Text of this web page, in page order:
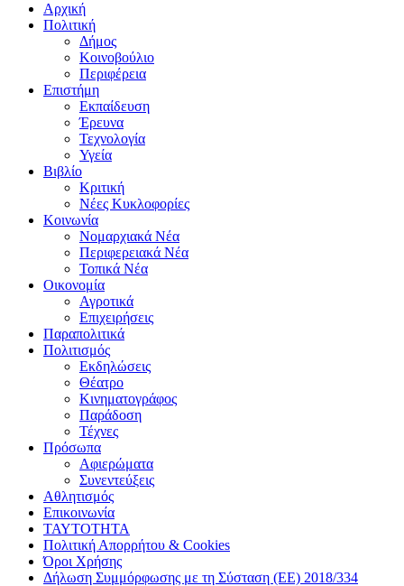
Αρχική
Πολιτική
Δήμος
Κοινοβούλιο
Περιφέρεια
Επιστήμη
Εκπαίδευση
Έρευνα
Τεχνολογία
Υγεία
Βιβλίο
Κριτική
Νέες Κυκλοφορίες
Κοινωνία
Νομαρχιακά Νέα
Περιφερειακά Νέα
Τοπικά Νέα
Οικονομία
Αγροτικά
Επιχειρήσεις
Παραπολιτικά
Πολιτισμός
Εκδηλώσεις
Θέατρο
Κινηματογράφος
Παράδοση
Τέχνες
Πρόσωπα
Αφιερώματα
Συνεντεύξεις
Αθλητισμός
Επικοινωνία
ΤΑΥΤΟΤΗΤΑ
Πολιτική Απορρήτου & Cookies
Όροι Χρήσης
Δήλωση Συμμόρφωσης με τη Σύσταση (ΕΕ) 2018/334